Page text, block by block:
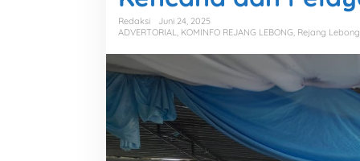
Redaksi
Juni 24, 2025
ADVERTORIAL, KOMINFO REJANG LEBONG, Rejang Lebong